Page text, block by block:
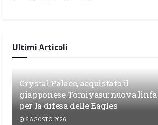
Ultimi Articoli
Crystal Palace, acquistato il
giapponese Tomiyasu: nuova linfa
per la difesa delle Eagles
6 AGOSTO 2026